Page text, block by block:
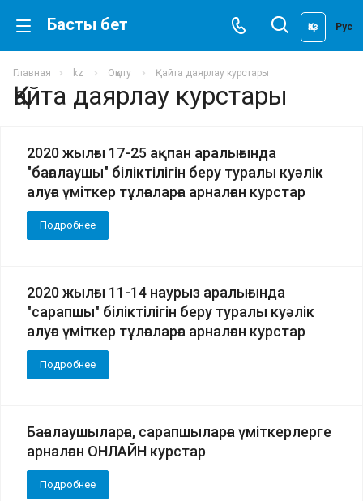
Басты бет Қаз Рус
Главная kz Оқыту Қайта даярлау курстары
Қайта даярлау курстары
2020 жылғы 17-25 ақпан аралығында
"бағалаушы" біліктілігін беру туралы куәлік
алуға үміткер тұлғаларға арналған курстар
Подробнее
2020 жылғы 11-14 наурыз аралығында
"сарапшы" біліктілігін беру туралы куәлік
алуға үміткер тұлғаларға арналған курстар
Подробнее
Бағалаушыларға, сарапшыларға үміткерлерге
арналған ОНЛАЙН курстар
Подробнее